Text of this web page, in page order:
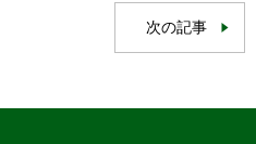
次の記事